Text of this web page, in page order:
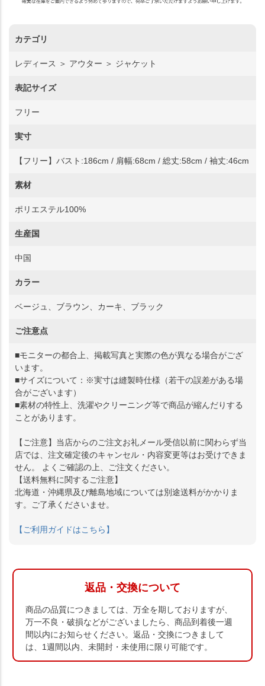
カテゴリ
レディース ＞ アウター ＞ ジャケット
表記サイズ
フリー
実寸
【フリー】バスト:186cm / 肩幅:68cm / 総丈:58cm / 袖丈:46cm
素材
ポリエステル100%
生産国
中国
カラー
ベージュ、ブラウン、カーキ、ブラック
ご注意点
■モニターの都合上、掲載写真と実際の色が異なる場合がござ
います。
■サイズについて：※実寸は縫製時仕様（若干の誤差がある場
合がございます）
■素材の特性上、洗濯やクリーニング等で商品が縮んだりする
ことがあります。
【ご注意】当店からのご注文お礼メール受信以前に関わらず当
店では、注文確定後のキャンセル・内容変更等はお受けできま
せん。 よくご確認の上、ご注文ください。
【送料無料に関するご注意】
北海道・沖縄県及び離島地域については別途送料がかかりま
す。ご了承くださいませ。
【ご利用ガイドはこちら】
返品・交換について
商品の品質につきましては、万全を期しておりますが、
万一不良・破損などがございましたら、商品到着後一週
間以内にお知らせください。返品・交換につきまして
は、1週間以内、未開封・未使用に限り可能です。